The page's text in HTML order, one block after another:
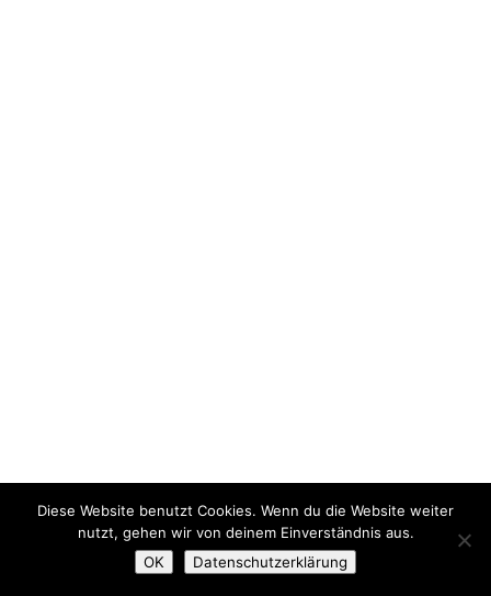
Diese Website benutzt Cookies. Wenn du die Website weiter
nutzt, gehen wir von deinem Einverständnis aus.
OK
Datenschutzerklärung